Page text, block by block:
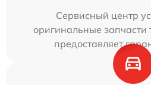
Сервисный центр
оригинальные запчасти
предоставляет